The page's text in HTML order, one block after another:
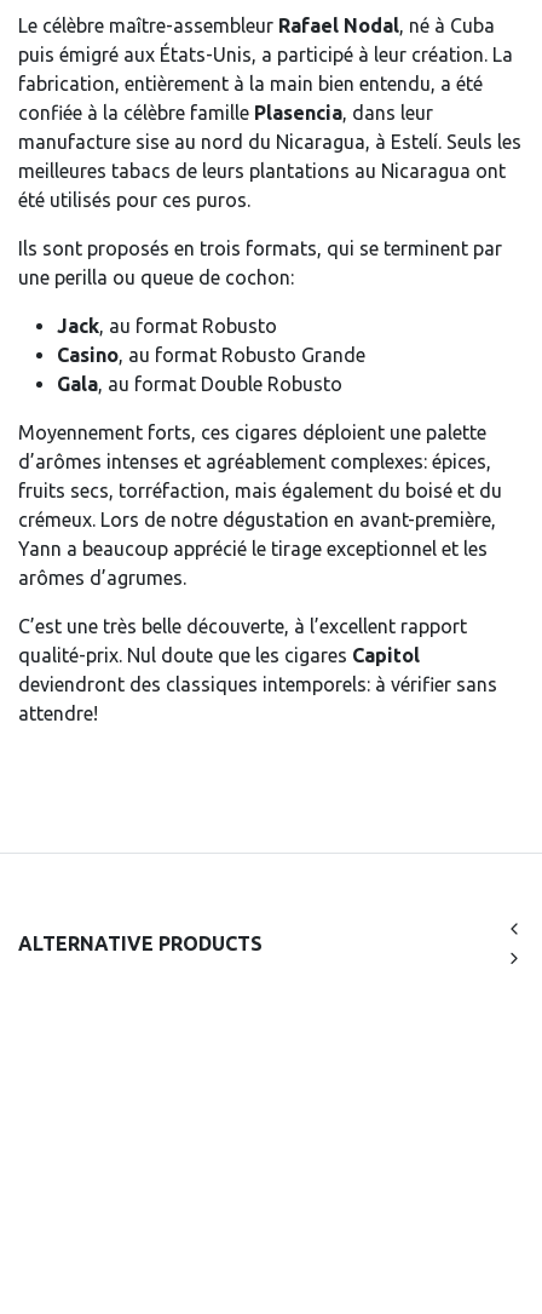
Le célèbre maître-assembleur Rafael Nodal, né à Cuba
puis émigré aux États-Unis, a participé à leur création. La
fabrication, entièrement à la main bien entendu, a été
confiée à la célèbre famille Plasencia, dans leur
manufacture sise au nord du Nicaragua, à Estelí. Seuls les
meilleures tabacs de leurs plantations au Nicaragua ont
été utilisés pour ces puros.
Ils sont proposés en trois formats, qui se terminent par
une perilla ou queue de cochon:
Jack, au format Robusto
Casino, au format Robusto Grande
Gala, au format Double Robusto
Moyennement forts, ces cigares déploient une palette
d’arômes intenses et agréablement complexes: épices,
fruits secs, torréfaction, mais également du boisé et du
crémeux. Lors de notre dégustation en avant-première,
Yann a beaucoup apprécié le tirage exceptionnel et les
arômes d’agrumes.
C’est une très belle découverte, à l’excellent rapport
qualité-prix. Nul doute que les cigares Capitol
deviendront des classiques intemporels: à vérifier sans
attendre!
ALTERNATIVE PRODUCTS